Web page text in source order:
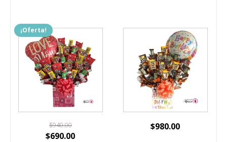
¡Oferta!
$940.00
$690.00
$980.00